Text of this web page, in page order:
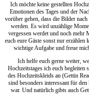
Ich möchte keine gestellten
Emotionen des Tages und der
vorüber gehen, dass die Bilder
werden. Es wird unzählige
vergessen werdet und noch mehr
euch eure Gäste sonst nur
wichtige Aufgabe und freue
Ich helfe euch gerne weiter,
Hochzeitstages ich euch begleiten
des Hochzeitskleids an (Gettin
sind besonders interessant für
war. Und natürlich gibts auch